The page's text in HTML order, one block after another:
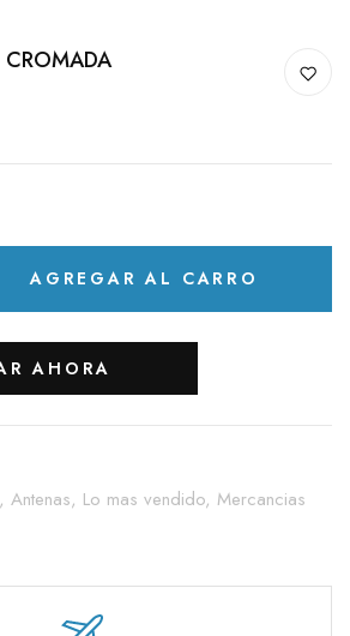
CROMADA
AGREGAR AL CARRO
AHORA
Antenas, Lo mas vendido, Mercancias